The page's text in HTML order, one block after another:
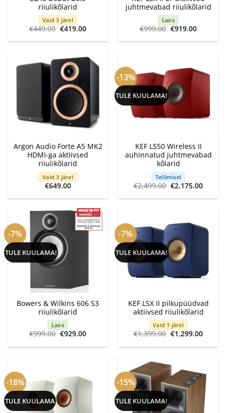
riiulikõlarid
Vaid 3 järel
€449.00 Algne
hind
oli:
€419.00Current
is:
juhtmevabad riiulikõlarid
Laos
€999.00 Algne
hind
oli:
€919.00Current
is:
Argon Audio Forte A5 MK2
HDMI-ga aktiivsed
riiulikõlarid
Vaid 3 järel
€649.00
-13%
TULE KUULAMA!
KEF LS50 Wireless II
auhinnatud juhtmevabad
kõlarid
Tellimisel
€2,499.00 Algne
hind
oli:
€2,175.00
is:
-7%
TULE KUULAMA!
Bowers & Wilkins 606 S3
riiulikõlarid
Laos
€999.00 Algne
oli:
€929.00Current
is:
-7%
TULE KUULAMA!
KEF LSX II pilkupüüdvad
aktiivsed riiulikõlarid
Vaid 1 järel
€1,399.00 Algne
hind
oli:
€1,299.00
is:
-18%
TULE KUULAMA
-15%
TULE KUULAMA!